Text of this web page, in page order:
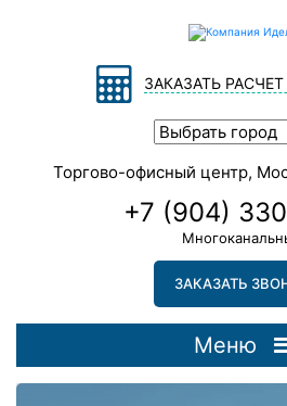
ЗАКАЗАТЬ
Торгово-офисный центр,
+7 (904)
ЗАКАЗАТЬ
Меню